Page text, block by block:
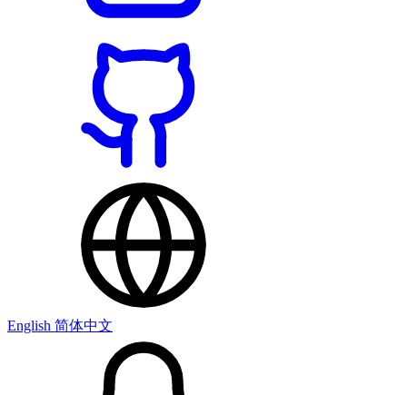
English 简体中文